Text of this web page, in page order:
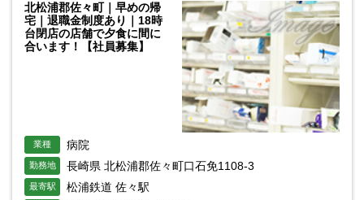
北松浦郡佐々町｜早めの帰
宅｜退職金制度あり｜18時
台閉店の店舗で夕食に間に
合います！【社員募集】
業種 病院
勤務地 長崎県 北松浦郡佐々町口石免1108-3
最寄駅 松浦鉄道 佐々駅